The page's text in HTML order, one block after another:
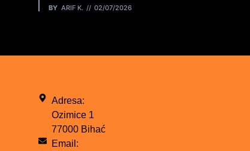
BY ARIF K. 02/07/2026
Adresa:
Ozimice 1
77000 Bihać
Email: